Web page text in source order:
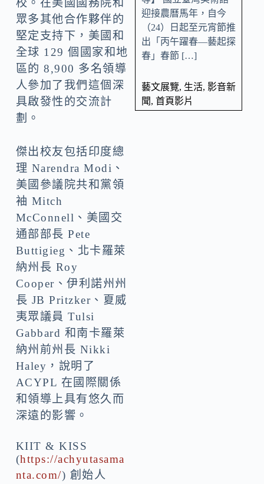
校。在美國國務院和
眾多其他合作夥伴的
堅定支持下，美國和
全球 129 個國家和地
區的 8,900 多名領導
人參加了我們這個深
具啟發性的交流計
劃。
傑出校友包括印度總
理 Narendra Modi、
美國參議院共和黨領
袖 Mitch
McConnell、美國交
通部部長 Pete
Buttigieg、北卡羅萊
納州長 Roy
Cooper、伊利諾州州
長 JB Pritzker、夏威
夷眾議員Tulsi
Gabbard 和南卡羅萊
納州前州長 Nikki
Haley，說明了
ACYPL 在國際關係
和領導上具有悠久而
深遠的影響。
KIIT & KISS
(https://achyutasama
nta.com/) 創始人
迎接農曆馬年，自今
（24）日起至元宵節推
出「丙午躍春—藝起探
春」春節 […]
藝文展覽, 生活, 影音新
聞, 首頁影片